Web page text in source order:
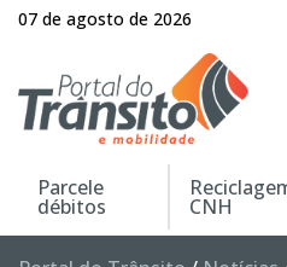
07 de agosto de 2026
Parcele
débitos CNH